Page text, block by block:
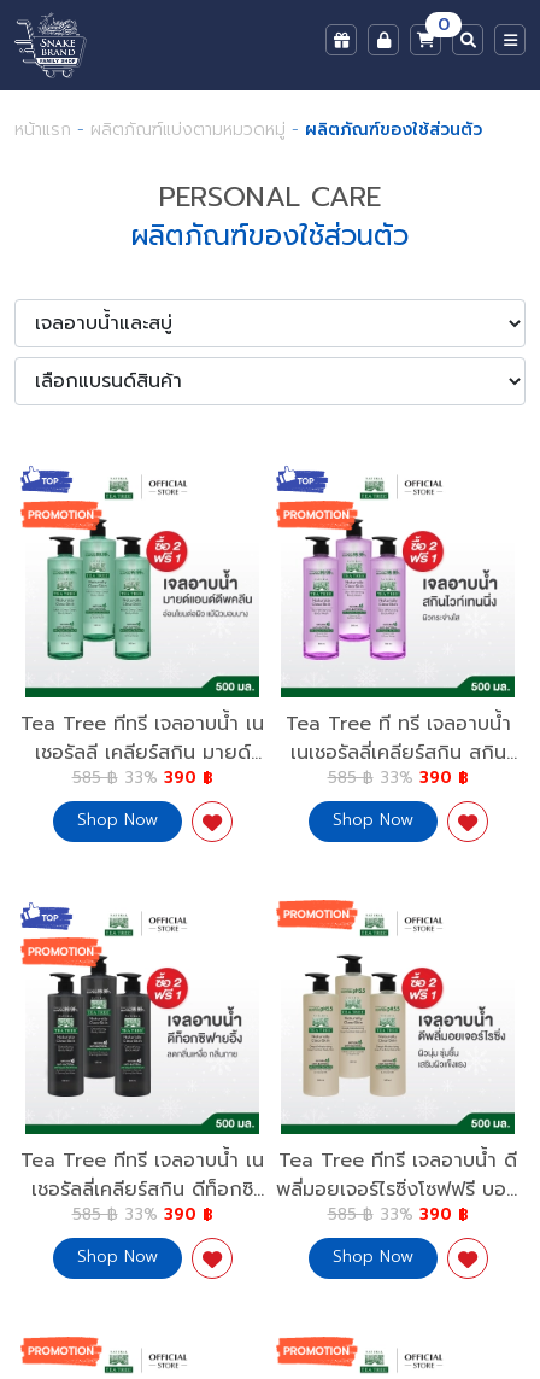
0
หน้าแรก - ผลิตภัณฑ์แบ่งตามหมวดหมู่ - ผลิตภัณฑ์ของใช้ส่วนตัว
PERSONAL CARE
ผลิตภัณฑ์ของใช้ส่วนตัว
Tea Tree ทีทรี เจลอาบน้ำ เน
เชอรัลลี เคลียร์สกิน มายด์
แอนด์ดีพคลีน บอดี้ วอช 500
มล.2 ขวด ฟรี 1 ขวด Tea
Tree Naturally ClearSkin
585 ฿ 33% 390 ฿
Shop Now
Tea Tree ที ทรี เจลอาบน้ำ
เนเชอรัลลี่เคลียร์สกิน สกิน
ไวท์เทนนิ่ง บอดี้ วอช 500
มล.2 ขวด ฟรี 1 ขวด ผิว
กระจ่างใส Tea Tree
Whitening Body Wash
500ml. 2 Free 1
585 ฿ 33% 390 ฿
Shop Now
Tea Tree ทีทรี เจลอาบน้ำ เน
เชอรัลลี่เคลียร์สกิน ดีท็อกซิ
ฟายอิ้ง บอดี้ วอช 500 มล.2
ขวด ฟรี 1 ขวด Tea Tree
Naturally ClearSkin Mild
Detoxifying Body Wash 2
Free 1
585 ฿ 33% 390 ฿
Shop Now
Tea Tree ทีทรี เจลอาบน้ำ ดี
พลี่มอยเจอร์ไรซิ่งโซฟฟรี บอดี้
วอช 500 มล.2 ขวด ฟรี 1
ขวด ผิวเนียนนุ่ม Tea Tree
Naturally Clear Skin
Wash 500ml. 2 Free 1
585 ฿ 33% 390 ฿
Shop Now